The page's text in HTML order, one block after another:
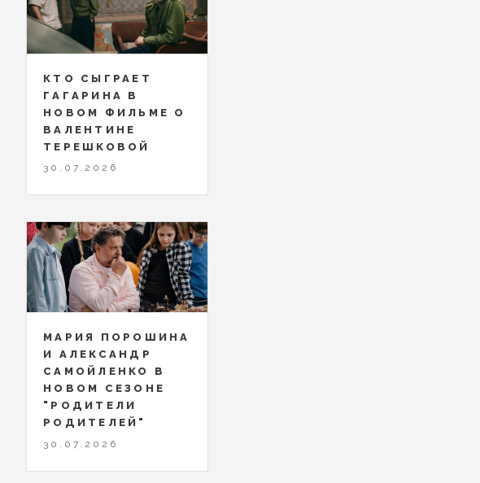
КТО СЫГРАЕТ
ГАГАРИНА В
НОВОМ ФИЛЬМЕ О
ВАЛЕНТИНЕ
ТЕРЕШКОВОЙ
30.07.2026
МАРИЯ ПОРОШИНА
И АЛЕКСАНДР
САМОЙЛЕНКО В
НОВОМ СЕЗОНЕ
"РОДИТЕЛИ
РОДИТЕЛЕЙ"
30.07.2026